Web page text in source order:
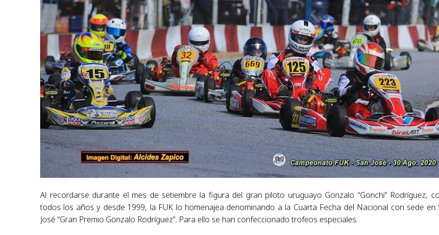
Al recordarse durante el mes de setiembre la figura del gran piloto uruguayo Gonzalo “Gonchi” Rodríguez,
todos los años y desde 1999, la FUK lo homenajea denominando a la Cuarta Fecha del Nacional con sede en
José “Gran Premio Gonzalo Rodríguez”. Para ello se han confeccionado trofeos especiales.